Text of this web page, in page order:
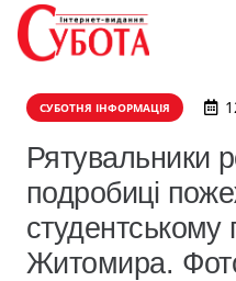
СУБОТНЯ ІНФОРМАЦІЯ
Рятувальники
подробиці
студентському
Житомира.